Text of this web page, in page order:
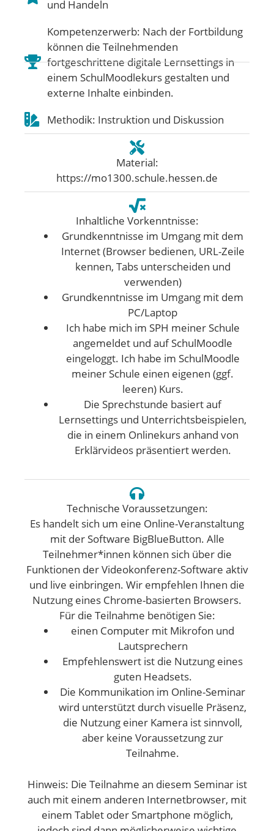
und Handeln
Kompetenzerwerb: Nach der Fortbildung
können die Teilnehmenden
fortgeschrittene digitale Lernsettings in
einem SchulMoodlekurs gestalten und
externe Inhalte einbinden.
Methodik: Instruktion und Diskussion
Material:
https://mo1300.schule.hessen.de
Inhaltliche Vorkenntnisse:
Grundkenntnisse im Umgang mit dem
Internet (Browser bedienen, URL-Zeile
kennen, Tabs unterscheiden und
verwenden)
Grundkenntnisse im Umgang mit dem
PC/Laptop
Ich habe mich im SPH meiner Schule
angemeldet und auf SchulMoodle
eingeloggt. Ich habe im SchulMoodle
meiner Schule einen eigenen (ggf.
leeren) Kurs.
Die Sprechstunde basiert auf
Lernsettings und Unterrichtsbeispielen,
die in einem Onlinekurs anhand von
Erklärvideos präsentiert werden.
Technische Voraussetzungen:
Es handelt sich um eine Online-Veranstaltung
mit der Software BigBlueButton. Alle
Teilnehmer*innen können sich über die
Funktionen der Videokonferenz-Software aktiv
und live einbringen. Wir empfehlen Ihnen die
Nutzung eines Chrome-basierten Browsers.
Für die Teilnahme benötigen Sie:
einen Computer mit Mikrofon und
Lautsprechern
Empfehlenswert ist die Nutzung eines
guten Headsets.
Die Kommunikation im Online-Seminar
wird unterstützt durch visuelle Präsenz,
die Nutzung einer Kamera ist sinnvoll,
aber keine Voraussetzung zur
Teilnahme.
Hinweis: Die Teilnahme an diesem Seminar ist
auch mit einem anderen Internetbrowser, mit
einem Tablet oder Smartphone möglich,